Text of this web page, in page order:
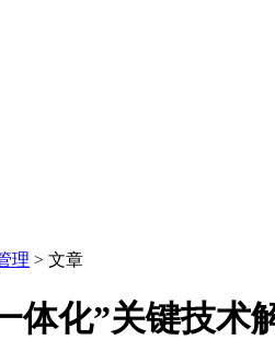
理 > 文章
体化”关键技术